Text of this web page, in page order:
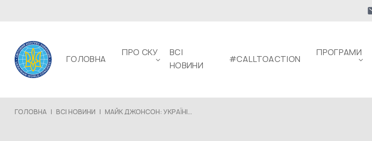
ГОЛОВНА
ПРО СКУ
ВСІ
НОВИНИ
#CALLTOACTION
ПРОГРАМИ
ГОЛОВНА | ВСІ НОВИНИ | МАЙК ДЖОНСОН: УКРАЇНІ...